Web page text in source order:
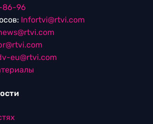
86-96
Infortvi@rtvi.com
eu@rtvi.com